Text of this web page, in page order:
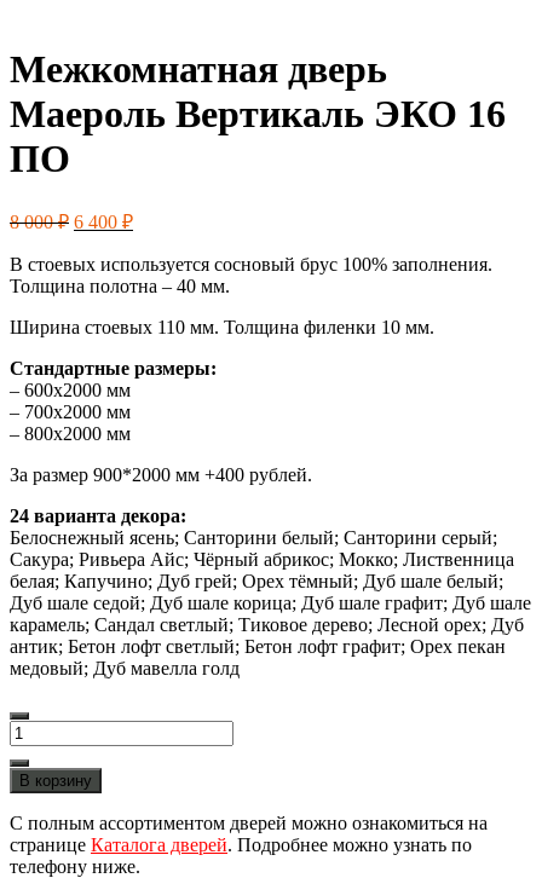
Межкомнатная дверь
Маероль Вертикаль ЭКО 16
ПО
8 000₽ Первоначальная
составляла
8
6 400 ₽Текущая
6
400 ₽.
В стоевых используется сосновый брус 100% заполнения.
Толщина полотна – 40 мм.
Ширина стоевых 110 мм. Толщина филенки 10 мм.
Стандартные размеры:
– 600х2000 мм
– 700х2000 мм
– 800х2000 мм
За размер 900*2000 мм +400 рублей.
24 варианта декора:
Белоснежный ясень; Санторини белый; Санторини серый;
Сакура; Ривьера Айс; Чёрный абрикос; Мокко; Лиственница
белая; Капучино; Дуб грей; Орех тёмный; Дуб шале белый;
Дуб шале седой; Дуб шале корица; Дуб шале графит; Дуб шале
карамель; Сандал светлый; Тиковое дерево; Лесной орех; Дуб
антик; Бетон лофт светлый; Бетон лофт графит; Орех пекан
медовый; Дуб мавелла голд
Количество
товара
Межкомнатная
дверь
Маероль
Вертикаль
ЭКО
В корзину
С полным ассортиментом дверей можно ознакомиться на
странице Каталога дверей. Подробнее можно узнать по
телефону ниже.